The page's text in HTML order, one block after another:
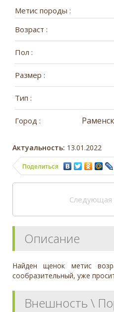
Метис породы :
Возраст :
Пол :
Размер :
Тип :
Город :
Актуальность: 13.01.2022
Поделиться
Следующая
Описание
Найден щенок метис
сообразительный, уже
Внешность \